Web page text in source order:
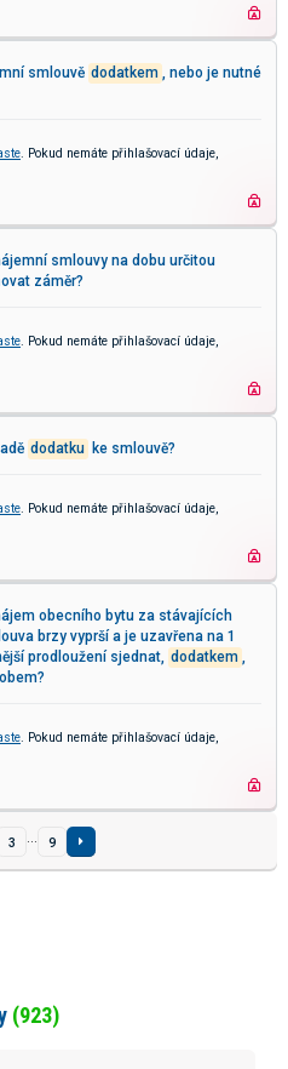
smlouvě dodatkem , nebo je nutné
. Pokud nemáte přihlašovací údaje,
smlouvy na dobu určitou
záměr?
. Pokud nemáte přihlašovací údaje,
dodatku ke smlouvě?
. Pokud nemáte přihlašovací údaje,
obecního bytu za stávajících
brzy vyprší a je uzavřena na 1
prodloužení sjednat, dodatkem ,
. Pokud nemáte přihlašovací údaje,
3 ... 9
(923)